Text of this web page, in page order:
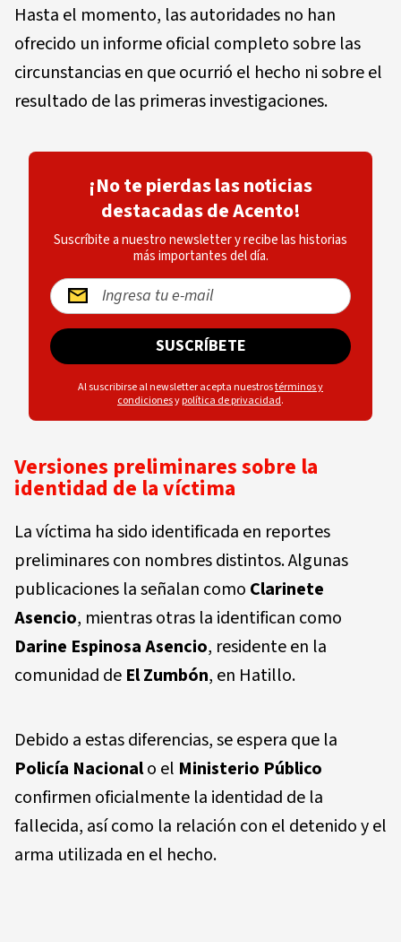
Hasta el momento, las autoridades no han
ofrecido un informe oficial completo sobre las
circunstancias en que ocurrió el hecho ni sobre el
resultado de las primeras investigaciones.
¡No te pierdas las noticias
destacadas de Acento!
Suscríbite a nuestro newsletter y recibe las historias
más importantes del día.
SUSCRÍBETE
Al suscribirse al newsletter acepta nuestrostérminos y
condicionesypolítica de privacidad.
Versiones preliminares sobre la
identidad de la víctima
La víctima ha sido identificada en reportes
preliminares con nombres distintos. Algunas
publicaciones la señalan como Clarinete
Asencio, mientras otras la identifican como
Darine Espinosa Asencio, residente en la
comunidad de El Zumbón, en Hatillo.
Debido a estas diferencias, se espera que la
Policía Nacionalo el Ministerio Público
confirmen oficialmente la identidad de la
fallecida, así como la relación con el detenido y el
arma utilizada en el hecho.